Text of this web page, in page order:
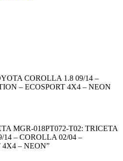
COROLLA 1.8 09/14 –
– ECOSPORT 4X4 – NEON
MGR-018PT072-T02: TRICETA
– COROLLA 02/04 –
4X4 – NEON”